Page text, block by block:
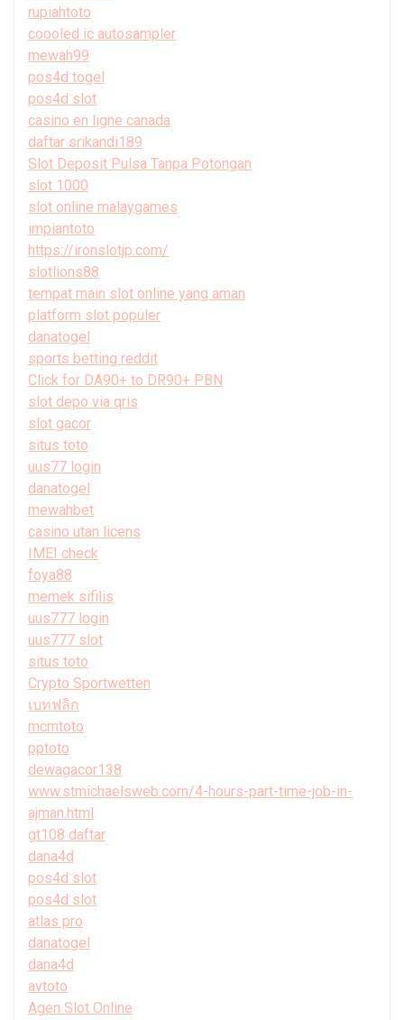
rupiahtoto
coooled ic autosampler
mewah99
pos4d togel
pos4d slot
casino en ligne canada
daftar srikandi189
Slot Deposit Pulsa Tanpa Potongan
slot 1000
slot online malaygames
impiantoto
https://ironslotjp.com/
slotlions88
tempat main slot online yang aman
platform slot populer
danatogel
sports betting reddit
Click for DA90+ to DR90+ PBN
slot depo via qris
slot gacor
situs toto
uus77 login
danatogel
mewahbet
casino utan licens
IMEI check
foya88
memek sifilis
uus777 login
uus777 slot
situs toto
Crypto Sportwetten
เบทฟลิก
mcmtoto
pptoto
dewagacor138
www.stmichaelsweb.com/4-hours-part-time-job-in-
ajman.html
gt108 daftar
dana4d
pos4d slot
pos4d slot
atlas pro
danatogel
dana4d
avtoto
Agen Slot Online